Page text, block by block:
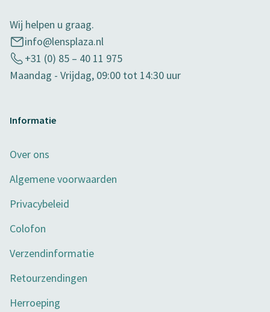
Wij helpen u graag.
info@lensplaza.nl
+31 (0) 85 – 40 11 975
Maandag - Vrijdag, 09:00 tot 14:30 uur
Informatie
Over ons
Algemene voorwaarden
Privacybeleid
Colofon
Verzendinformatie
Retourzendingen
Herroeping